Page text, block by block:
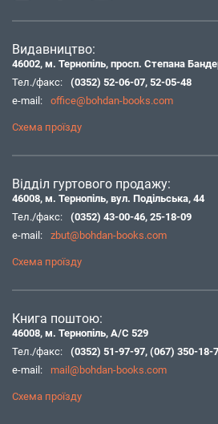
Видавництво:
46002, м. Тернопіль, просп. Степана
Тел./факс:
(0352) 52-06-07, 52-05-48
e-mail:
office@bohdan-books.com
Схема проїзду
Відділ гуртового продажу:
46008, м. Тернопіль, вул. Подільська, 44
Тел./факс:
(0352) 43-00-46, 25-18-09
e-mail:
zbut@bohdan-books.com
Схема проїзду
Книга поштою:
46008, м. Тернопіль, А/С 529
Тел./факс:
(0352) 51-97-97, (067) 350-18-
e-mail:
mail@bohdan-books.com
Схема проїзду